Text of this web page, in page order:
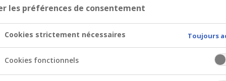
les préférences de consentement
Cookies strictement nécessaires Toujours
Cookies fonctionnels